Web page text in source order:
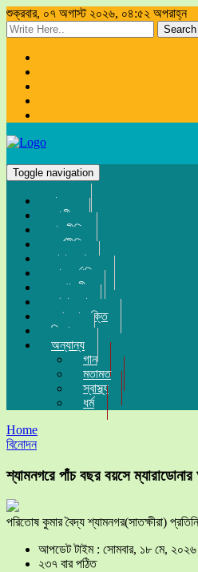
শুক্রবার, ০৭ অগাস্ট ২০২৬, ০৪:৫২ অপরাহ্ন
Search
Toggle navigation
প্রচ্ছদ
জাতীয়
রাজনীতি
অর্থনীতি
সারা দেশ
আন্তর্জাতিক
সম্পাদকীয়
খেলা-ধুলা
তথ্য-প্রযুক্তি
বিনোদন
অন্যান্য
গান
মতামত
স্বাস্থ্য
ধর্ম
Home
বিনোদন
শ্যামনগরে পাঁচ বছর বয়সে
পরিতোষ কুমার বৈদ্য শ্যামনগর(সাতক্ষীরা)
আপডেট টাইম : সোমবার, ১৮ মে, ২০২৬
২৩৭ বার পঠিত